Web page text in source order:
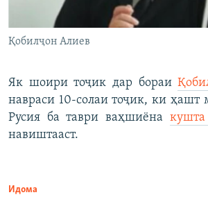
Қобилҷон Алиев
Як шоири тоҷик дар бораи
навраси 10-солаи тоҷик, ки ҳашт
Русия ба таври ваҳшиёна
навиштааст.
Идома